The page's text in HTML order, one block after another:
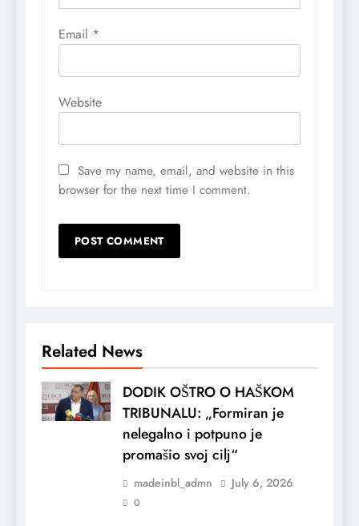
Email *
Website
Save my name, email, and website in this
browser for the next time I comment.
Related News
DODIK OŠTRO O HAŠKOM
TRIBUNALU: „Formiran je
nelegalno i potpuno je
promašio svoj cilj“
madeinbl_admn July 6, 2026
0